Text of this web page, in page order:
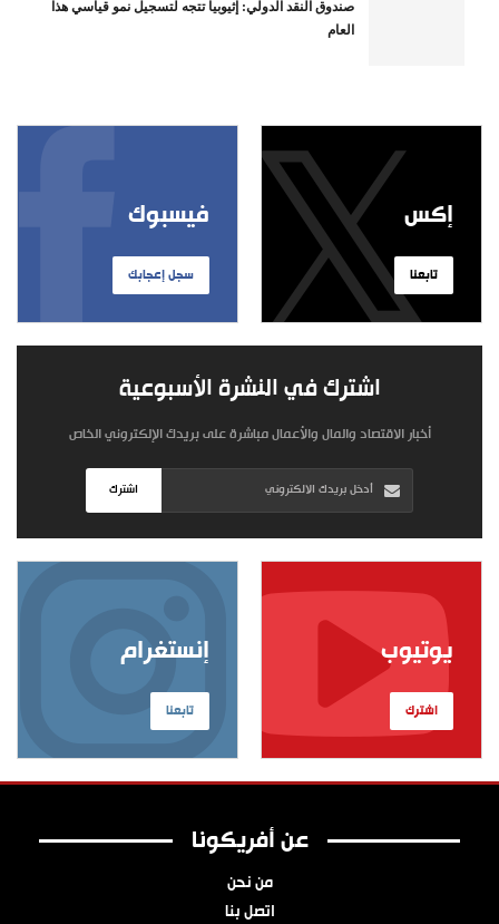
صندوق النقد الدولي: إثيوبيا تتجه لتسجيل نمو قياسي هذا
العام
فيسبوك
سجل إعجابك
إكس
تابعنا
اشترك في النشرة الأسبوعية
أخبار الاقتصاد والمال والأعمال مباشرة على بريدك الإلكتروني الخاص
اشترك
إنستغرام
تابعنا
يوتيوب
اشترك
عن أفريكونا
من نحن
اتصل بنا